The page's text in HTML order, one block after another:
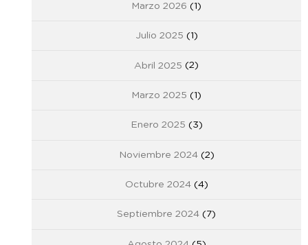
Marzo 2026 (1)
Julio 2025 (1)
Abril 2025 (2)
Marzo 2025 (1)
Enero 2025 (3)
Noviembre 2024(2)
Octubre 2024(4)
Septiembre 2024 (7)